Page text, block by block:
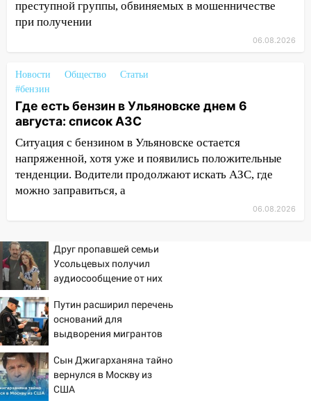
12:31 Ульяновец хотел купить иномарку
из Европы и потерял 760 тысяч рублей
столкнулись «Лада» и Chevrolet:
пострадал 14-летний подросток
12:00 Где есть бензин в Ульяновске 7
августа: список АЗС
11:50 Заснул рядом с ребёнком и
случайно задушил его: суд вынес
приговор
сарай
11:38
В Госдуме предложили отменить
ЕГЭ с 2027 года
11:25
В Ульяновске ИИ будет выявлять
нарушителей на контейнерных
площадках
11:20
Ульяновская шахматистка
Валерия Клейменова выиграла два
золота в составе сборной мира
преступной группы, обвиняемых в мошенничестве
при получении
06.08.2026
Новости Общество
Статьи
#бензин
Где есть бензин в Ульяновске днем 6
августа: список АЗС
Ситуация с бензином в Ульяновске остается
напряженной, хотя уже и появились положительные
тенденции. Водители продолжают искать АЗС, где
можно заправиться, а
06.08.2026
Друг пропавшей семьи
Усольцевых получил
аудиосообщение от них
Путин расширил перечень
оснований для
выдворения мигрантов
Сын Джигарханяна тайно
вернулся в Москву из
США